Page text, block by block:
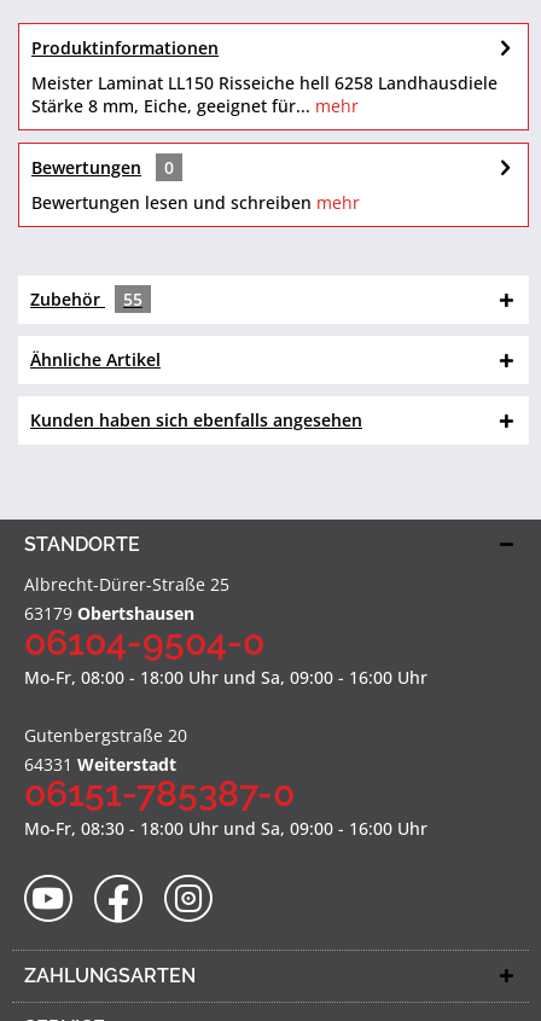
Produktinformationen
Meister Laminat LL150 Risseiche hell 6258 Landhausdiele
Stärke 8 mm, Eiche, geeignet für... mehr
Bewertungen
0
Bewertungen lesen und schreiben mehr
Zubehör 55
Ähnliche Artikel
Kunden haben sich ebenfalls angesehen
STANDORTE
Albrecht-Dürer-Straße 25
63179 Obertshausen
06104-9504-0
Mo-Fr, 08:00 - 18:00 Uhr und Sa, 09:00 - 16:00 Uhr
Gutenbergstraße 20
64331 Weiterstadt
06151-785387-0
Mo-Fr, 08:30 - 18:00 Uhr und Sa, 09:00 - 16:00 Uhr
ZAHLUNGSARTEN